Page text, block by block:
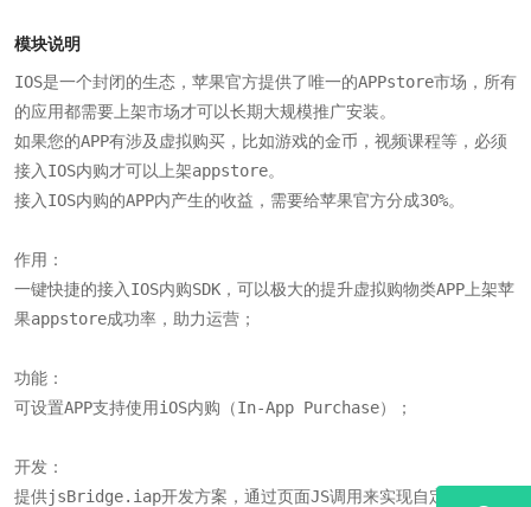
模块说明
IOS是一个封闭的生态，苹果官方提供了唯一的APPstore市场，所有
的应用都需要上架市场才可以长期大规模推广安装。
如果您的APP有涉及虚拟购买，比如游戏的金币，视频课程等，必须
接入IOS内购才可以上架appstore。
接入IOS内购的APP内产生的收益，需要给苹果官方分成30%。
作用：
一键快捷的接入IOS内购SDK，可以极大的提升虚拟购物类APP上架苹
果appstore成功率，助力运营；
功能：
可设置APP支持使用iOS内购（In-App Purchase）；
开发：
提供jsBridge.iap开发方案，通过页面JS调用来实现自定义；